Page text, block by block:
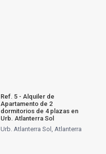
Ref. 5 - Alquiler de
Apartamento de 2
dormitorios de 4 plazas en
Urb. Atlanterra Sol
Urb. Atlanterra Sol,Atlanterra